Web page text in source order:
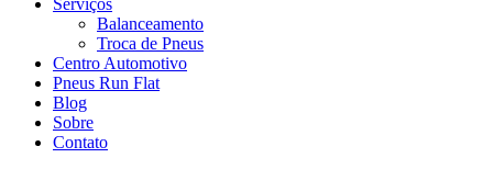
Serviços
Balanceamento
Troca de Pneus
Centro Automotivo
Pneus Run Flat
Blog
Sobre
Contato